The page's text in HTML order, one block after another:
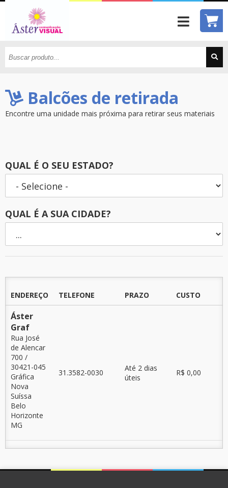
Balcões de retirada
Encontre uma unidade mais próxima para retirar seus materiais
QUAL É O SEU ESTADO?
QUAL É A SUA CIDADE?
ENDEREÇO TELEFONE PRAZO CUSTO
Áster
Graf
Rua José
de Alencar
700 /
30421-045
Gráfica
Nova
Suíssa
Belo
Horizonte
MG
31.3582-0030
Até 2 dias
úteis
R$ 0,00